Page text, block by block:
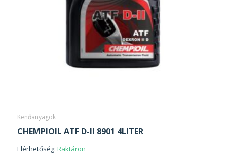
Kenőanyagok
CHEMPIOIL ATF D-II 8901 4LITER
Elérhetőség: Raktáron